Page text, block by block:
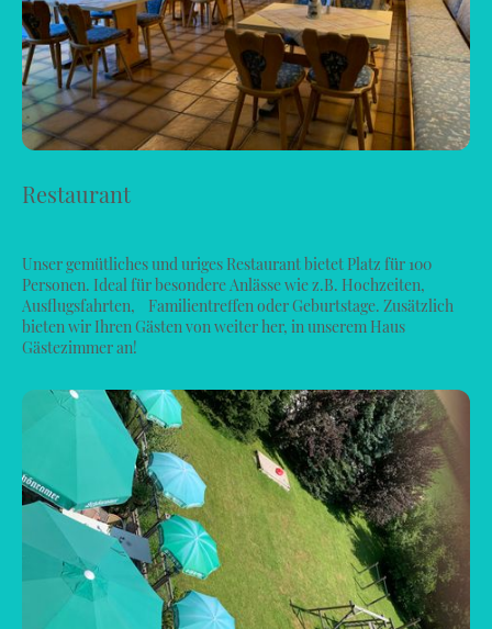
Restaurant
Unser gemütliches und uriges Restaurant bietet Platz für 100
Personen. Ideal für besondere Anlässe wie z.B. Hochzeiten,
Ausflugsfahrten, Familientreffen oder Geburtstage. Zusätzlich
bieten wir Ihren Gästen von weiter her, in unserem Haus
Gästezimmer an!